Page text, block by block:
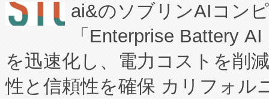
manufacturing™ (FCCM™) プ
たNeXは、バイオ医薬品製造
従来のフェッドバッチ施設の
に、患者やサプライチェーン
ai&のソブリンAIコン
「Enterprise Battery
を迅速化し、電力コストを削
性と信頼性を確保 カリフォル